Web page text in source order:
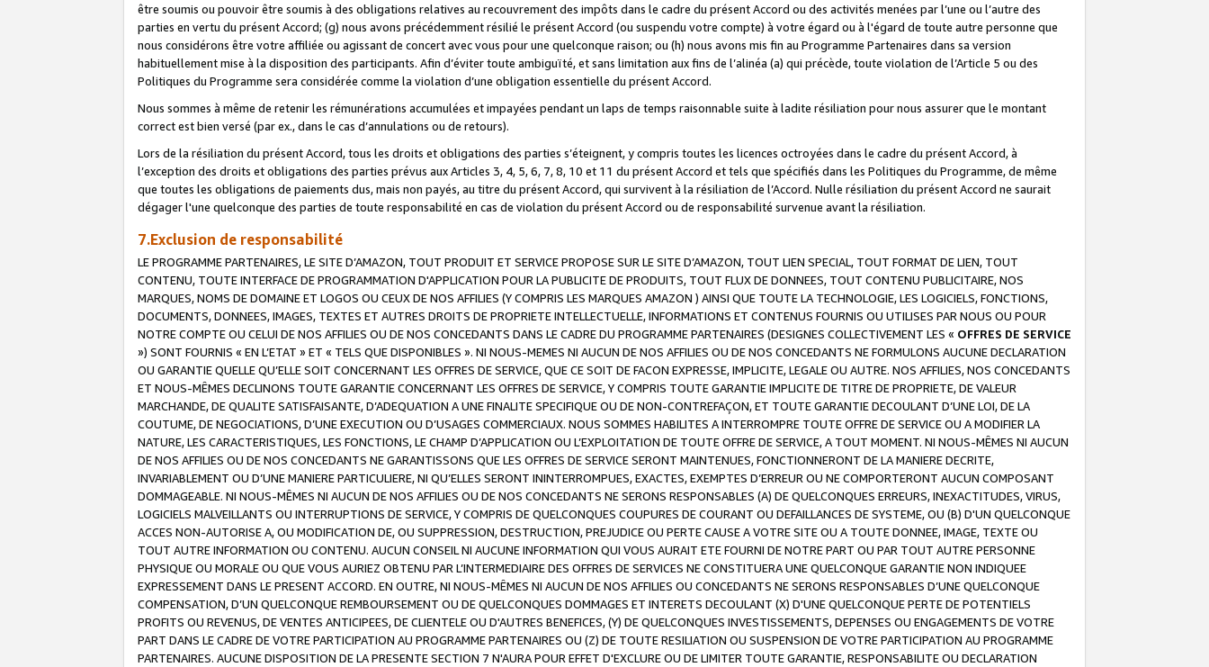
être soumis ou pouvoir être soumis à des obligations relatives au recouvrement des impôts dans le cadre du présent Accord ou des activités menées par l’une ou l’autre des
parties en vertu du présent Accord; (g) nous avons précédemment résilié le présent Accord (ou suspendu votre compte) à votre égard ou à l'égard de toute autre personne que
nous considérons être votre affiliée ou agissant de concert avec vous pour une quelconque raison; ou (h) nous avons mis fin au Programme Partenaires dans sa version
habituellement mise à la disposition des participants. Afin d’éviter toute ambiguïté, et sans limitation aux fins de l’alinéa (a) qui précède, toute violation de l’Article 5 ou des
Politiques du Programme sera considérée comme la violation d’une obligation essentielle du présent Accord.
Nous sommes à même de retenir les rémunérations accumulées et impayées pendant un laps de temps raisonnable suite à ladite résiliation pour nous assurer que le montant
correct est bien versé (par ex., dans le cas d’annulations ou de retours).
Lors de la résiliation du présent Accord, tous les droits et obligations des parties s’éteignent, y compris toutes les licences octroyées dans le cadre du présent Accord, à
l’exception des droits et obligations des parties prévus aux Articles 3, 4, 5, 6, 7, 8, 10 et 11 du présent Accord et tels que spécifiés dans les Politiques du Programme, de même
que toutes les obligations de paiements dus, mais non payés, au titre du présent Accord, qui survivent à la résiliation de l’Accord. Nulle résiliation du présent Accord ne saurait
dégager l'une quelconque des parties de toute responsabilité en cas de violation du présent Accord ou de responsabilité survenue avant la résiliation.
7.Exclusion de responsabilité
LE PROGRAMME PARTENAIRES, LE SITE D’AMAZON, TOUT PRODUIT ET SERVICE PROPOSE SUR LE SITE D’AMAZON, TOUT LIEN SPECIAL, TOUT FORMAT DE LIEN, TOUT
CONTENU, TOUTE INTERFACE DE PROGRAMMATION D'APPLICATION POUR LA PUBLICITE DE PRODUITS, TOUT FLUX DE DONNEES, TOUT CONTENU PUBLICITAIRE, NOS
MARQUES, NOMS DE DOMAINE ET LOGOS OU CEUX DE NOS AFFILIES (Y COMPRIS LES MARQUES AMAZON ) AINSI QUE TOUTE LA TECHNOLOGIE, LES LOGICIELS, FONCTIONS,
DOCUMENTS, DONNEES, IMAGES, TEXTES ET AUTRES DROITS DE PROPRIETE INTELLECTUELLE, INFORMATIONS ET CONTENUS FOURNIS OU UTILISES PAR NOUS OU POUR
NOTRE COMPTE OU CELUI DE NOS AFFILIES OU DE NOS CONCEDANTS DANS LE CADRE DU PROGRAMME PARTENAIRES (DESIGNES COLLECTIVEMENT LES « OFFRES DE SERVICE
») SONT FOURNIS « EN L’ETAT » ET « TELS QUE DISPONIBLES ». NI NOUS-MEMES NI AUCUN DE NOS AFFILIES OU DE NOS CONCEDANTS NE FORMULONS AUCUNE DECLARATION
OU GARANTIE QUELLE QU’ELLE SOIT CONCERNANT LES OFFRES DE SERVICE, QUE CE SOIT DE FACON EXPRESSE, IMPLICITE, LEGALE OU AUTRE. NOS AFFILIES, NOS CONCEDANTS
ET NOUS-MÊMES DECLINONS TOUTE GARANTIE CONCERNANT LES OFFRES DE SERVICE, Y COMPRIS TOUTE GARANTIE IMPLICITE DE TITRE DE PROPRIETE, DE VALEUR
MARCHANDE, DE QUALITE SATISFAISANTE, D’ADEQUATION A UNE FINALITE SPECIFIQUE OU DE NON-CONTREFAÇON, ET TOUTE GARANTIE DECOULANT D’UNE LOI, DE LA
COUTUME, DE NEGOCIATIONS, D’UNE EXECUTION OU D’USAGES COMMERCIAUX. NOUS SOMMES HABILITES A INTERROMPRE TOUTE OFFRE DE SERVICE OU A MODIFIER LA
NATURE, LES CARACTERISTIQUES, LES FONCTIONS, LE CHAMP D’APPLICATION OU L’EXPLOITATION DE TOUTE OFFRE DE SERVICE, A TOUT MOMENT. NI NOUS-MÊMES NI AUCUN
DE NOS AFFILIES OU DE NOS CONCEDANTS NE GARANTISSONS QUE LES OFFRES DE SERVICE SERONT MAINTENUES, FONCTIONNERONT DE LA MANIERE DECRITE,
INVARIABLEMENT OU D’UNE MANIERE PARTICULIERE, NI QU’ELLES SERONT ININTERROMPUES, EXACTES, EXEMPTES D’ERREUR OU NE COMPORTERONT AUCUN COMPOSANT
DOMMAGEABLE. NI NOUS-MÊMES NI AUCUN DE NOS AFFILIES OU DE NOS CONCEDANTS NE SERONS RESPONSABLES (A) DE QUELCONQUES ERREURS, INEXACTITUDES, VIRUS,
LOGICIELS MALVEILLANTS OU INTERRUPTIONS DE SERVICE, Y COMPRIS DE QUELCONQUES COUPURES DE COURANT OU DEFAILLANCES DE SYSTEME, OU (B) D'UN QUELCONQUE
ACCES NON-AUTORISE A, OU MODIFICATION DE, OU SUPPRESSION, DESTRUCTION, PREJUDICE OU PERTE CAUSE A VOTRE SITE OU A TOUTE DONNEE, IMAGE, TEXTE OU
TOUT AUTRE INFORMATION OU CONTENU. AUCUN CONSEIL NI AUCUNE INFORMATION QUI VOUS AURAIT ETE FOURNI DE NOTRE PART OU PAR TOUT AUTRE PERSONNE
PHYSIQUE OU MORALE OU QUE VOUS AURIEZ OBTENU PAR L’INTERMEDIAIRE DES OFFRES DE SERVICES NE CONSTITUERA UNE QUELCONQUE GARANTIE NON INDIQUEE
EXPRESSEMENT DANS LE PRESENT ACCORD. EN OUTRE, NI NOUS-MÊMES NI AUCUN DE NOS AFFILIES OU CONCEDANTS NE SERONS RESPONSABLES D’UNE QUELCONQUE
COMPENSATION, D’UN QUELCONQUE REMBOURSEMENT OU DE QUELCONQUES DOMMAGES ET INTERETS DECOULANT (X) D'UNE QUELCONQUE PERTE DE POTENTIELS
PROFITS OU REVENUS, DE VENTES ANTICIPEES, DE CLIENTELE OU D'AUTRES BENEFICES, (Y) DE QUELCONQUES INVESTISSEMENTS, DEPENSES OU ENGAGEMENTS DE VOTRE
PART DANS LE CADRE DE VOTRE PARTICIPATION AU PROGRAMME PARTENAIRES OU (Z) DE TOUTE RESILIATION OU SUSPENSION DE VOTRE PARTICIPATION AU PROGRAMME
PARTENAIRES. AUCUNE DISPOSITION DE LA PRESENTE SECTION 7 N'AURA POUR EFFET D'EXCLURE OU DE LIMITER TOUTE GARANTIE, RESPONSABILITE OU DECLARATION